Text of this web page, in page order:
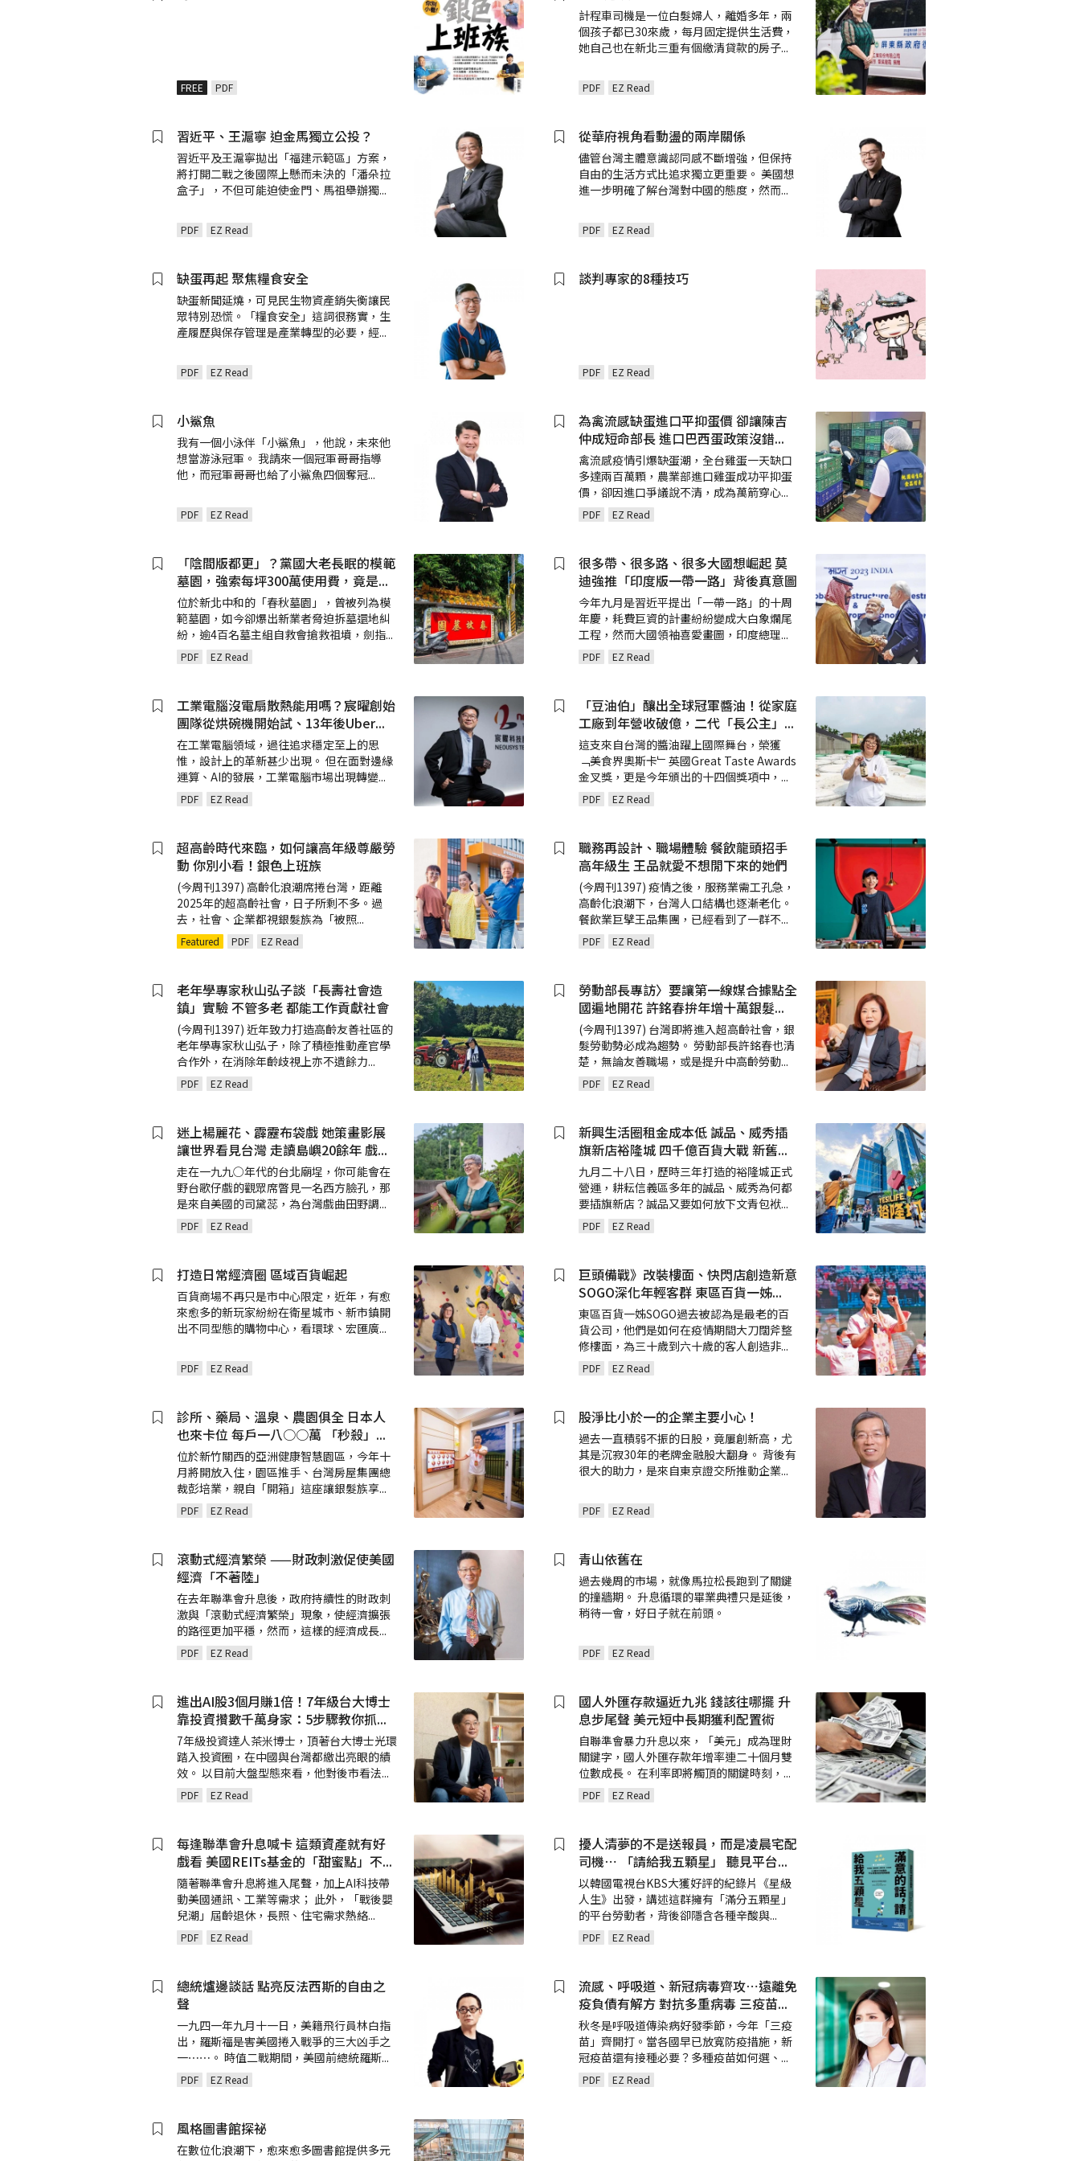
FREE PDF
計程車司機是一位白髮婦人，離婚多年，兩
個孩子都已30來歲，每月固定提供生活費，
她自己也在新北三重有個繳清貸款的房子...
PDF EZ Read
習近平、王滬寧 迫金馬獨立公投？
習近平及王滬寧拋出「福建示範區」方案，
將打開二戰之後國際上懸而未決的「潘朵拉
盒子」，不但可能迫使金門、馬祖舉辦獨...
PDF EZ Read
從華府視角看動盪的兩岸關係
儘管台灣主體意識認同感不斷增強，但保持
自由的生活方式比追求獨立更重要。 美國想
進一步明確了解台灣對中國的態度，然而...
PDF EZ Read
缺蛋再起 聚焦糧食安全
缺蛋新聞延燒，可見民生物資產銷失衡讓民
眾特別恐慌。「糧食安全」這詞很務實，生
產履歷與保存管理是產業轉型的必要，經...
PDF EZ Read
談判專家的8種技巧
PDF EZ Read
小鯊魚
我有一個小泳伴「小鯊魚」，他說，未來他
想當游泳冠軍。 我請來一個冠軍哥哥指導
他，而冠軍哥哥也給了小鯊魚四個奪冠...
PDF EZ Read
為禽流感缺蛋進口平抑蛋價 卻讓陳吉
仲成短命部長 進口巴西蛋政策沒錯...
禽流感疫情引爆缺蛋潮，全台雞蛋一天缺口
多達兩百萬顆，農業部進口雞蛋成功平抑蛋
價，卻因進口爭議說不清，成為萬箭穿心...
PDF EZ Read
「陰間版都更」？黨國大老長眠的模範
墓園，強索每坪300萬使用費，竟是...
位於新北中和的「春秋墓園」，曾被列為模
範墓園，如今卻爆出新業者脅迫拆墓還地糾
紛，逾4百名墓主組自救會搶救祖墳，劍指...
PDF EZ Read
很多帶、很多路、很多大國想崛起 莫
迪強推「印度版一帶一路」背後真意圖
今年九月是習近平提出「一帶一路」的十周
年慶，耗費巨資的計畫紛紛變成大白象爛尾
工程，然而大國領袖喜愛畫圖，印度總理...
PDF EZ Read
工業電腦沒電扇散熱能用嗎？宸曜創始
團隊從烘碗機開始試、13年後Uber...
在工業電腦領域，過往追求穩定至上的思
惟，設計上的革新甚少出現。 但在面對邊緣
運算、AI的發展，工業電腦市場出現轉變...
PDF EZ Read
「豆油伯」釀出全球冠軍醬油！從家庭
工廠到年營收破億，二代「長公主」 ...
這支來自台灣的醬油躍上國際舞台，榮獲
﹁美食界奧斯卡﹂英國Great Taste Awards
金叉獎，更是今年頒出的十四個獎項中， ...
PDF EZ Read
超高齡時代來臨，如何讓高年級尊嚴勞
動 你別小看！銀色上班族
(今周刊1397) 高齡化浪潮席捲台灣，距離
2025年的超高齡社會，日子所剩不多。過
去，社會、企業都視銀髮族為「被照...
Featured PDF EZ Read
職務再設計、職場體驗 餐飲龍頭招手
高年級生 王品就愛不想閒下來的她們
(今周刊1397) 疫情之後，服務業需工孔急，
高齡化浪潮下，台灣人口結構也逐漸老化。
餐飲業巨擘王品集團，已經看到了一群不...
PDF EZ Read
老年學專家秋山弘子談「長壽社會造
鎮」實驗 不管多老 都能工作貢獻社會
(今周刊1397) 近年致力打造高齡友善社區的
老年學專家秋山弘子，除了積極推動產官學
合作外，在消除年齡歧視上亦不遺餘力...
PDF EZ Read
勞動部長專訪〉要讓第一線媒合據點全
國遍地開花 許銘春拚年增十萬銀髮...
(今周刊1397) 台灣即將進入超高齡社會，銀
髮勞動勢必成為趨勢。 勞動部長許銘春也清
楚，無論友善職場，或是提升中高齡勞動...
PDF EZ Read
迷上楊麗花、霹靂布袋戲 她策畫影展
讓世界看見台灣 走讀島嶼20餘年 戲...
走在一九九○年代的台北廟埕，你可能會在
野台歌仔戲的觀眾席瞥見一名西方臉孔，那
是來自美國的司黛蕊，為台灣戲曲田野調...
PDF EZ Read
新興生活圈租金成本低 誠品、威秀插
旗新店裕隆城 四千億百貨大戰 新舊...
九月二十八日，歷時三年打造的裕隆城正式
營運，耕耘信義區多年的誠品、威秀為何都
要插旗新店？誠品又要如何放下文青包袱...
PDF EZ Read
打造日常經濟圈 區域百貨崛起
百貨商場不再只是市中心限定，近年，有愈
來愈多的新玩家紛紛在衛星城市、新市鎮開
出不同型態的購物中心，看環球、宏匯廣...
PDF EZ Read
巨頭備戰》改裝樓面、快閃店創造新意
SOGO深化年輕客群 東區百貨一姊...
東區百貨一姊SOGO過去被認為是最老的百
貨公司，他們是如何在疫情期間大刀闊斧整
修樓面，為三十歲到六十歲的客人創造非...
PDF EZ Read
診所、藥局、溫泉、農園俱全 日本人
也來卡位 每戶一八○○萬 「秒殺」 ...
位於新竹關西的亞洲健康智慧園區，今年十
月將開放入住，園區推手、台灣房屋集團總
裁彭培業，親自「開箱」這座讓銀髮族享...
PDF EZ Read
股淨比小於一的企業主要小心！
過去一直積弱不振的日股，竟屢創新高，尤
其是沉寂30年的老牌金融股大翻身。 背後有
很大的助力，是來自東京證交所推動企業...
PDF EZ Read
滾動式經濟繁榮 ——財政刺激促使美國
經濟「不著陸」
在去年聯準會升息後，政府持續性的財政刺
激與「滾動式經濟繁榮」現象，使經濟擴張
的路徑更加平穩，然而，這樣的經濟成長...
PDF EZ Read
青山依舊在
過去幾周的市場，就像馬拉松長跑到了關鍵
的撞牆期。 升息循環的畢業典禮只是延後，
稍待一會，好日子就在前頭。
PDF EZ Read
進出AI股3個月賺1倍！7年級台大博士
靠投資攢數千萬身家：5步驟教你抓...
7年級投資達人茶米博士，頂著台大博士光環
踏入投資圈，在中國與台灣都繳出亮眼的績
效。 以目前大盤型態來看，他對後市看法...
PDF EZ Read
國人外匯存款逼近九兆 錢該往哪擺 升
息步尾聲 美元短中長期獲利配置術
自聯準會暴力升息以來，「美元」成為理財
關鍵字，國人外匯存款年增率連二十個月雙
位數成長。 在利率即將觸頂的關鍵時刻， ...
PDF EZ Read
每逢聯準會升息喊卡 這類資產就有好
戲看 美國REITs基金的「甜蜜點」不...
隨著聯準會升息將進入尾聲，加上AI科技帶
動美國通訊、工業等需求； 此外，「戰後嬰
兒潮」屆齡退休，長照、住宅需求熱絡...
PDF EZ Read
擾人清夢的不是送報員，而是凌晨宅配
司機⋯ 「請給我五顆星」 聽見平台...
以韓國電視台KBS大獲好評的紀錄片《星級
人生》出發，講述這群擁有「滿分五顆星」
的平台勞動者，背後卻隱含各種辛酸與...
PDF EZ Read
總統爐邊談話 點亮反法西斯的自由之
聲
一九四一年九月十一日，美籍飛行員林白指
出，羅斯福是害美國捲入戰爭的三大凶手之
一⋯⋯。 時值二戰期間，美國前總統羅斯...
PDF EZ Read
流感、呼吸道、新冠病毒齊攻⋯遠離免
疫負債有解方 對抗多重病毒 三疫苗...
秋冬是呼吸道傳染病好發季節，今年「三疫
苗」齊開打。當各國早已放寬防疫措施，新
冠疫苗還有接種必要？多種疫苗如何選、 ...
PDF EZ Read
風格圖書館探祕
在數位化浪潮下，愈來愈多圖書館提供多元